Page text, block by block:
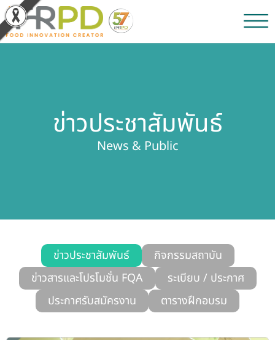
ผลิตภัณฑ์และจำหน่าย
เกี่ยวกับสถาบัน
บุคลากรสถาบัน
รับข้อร้องเรียนและข้อเสนอแนะ
ระบบสารสนเทศ (ใน)
ข่าวประชาสัมพันธ์
News & Public
ข่าวประชาสัมพันธ์
กิจกรรมสถาบัน
ข่าวสารและโปรโมชั่น FQA
ระเบียบ / ประกาศ
ประกาศรับสมัครงาน
ตารางฝึกอบรม